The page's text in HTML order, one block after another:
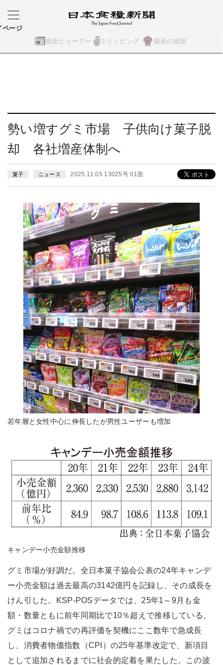
紙面ビューアー クリッピング 最新の紙面
ページ
勢い増すグミ市場 子供向け菓子脱
却 各社増産体制へ
菓子 ニュース 2025.11.05 13025号 01面
若年層と女性中心に伸長したが男性ユーザーも増加
キャンデー小売金額推移
グミ市場が好調だ。全日本菓子協会公表の24年キャンデ
ー小売金額は過去最高の3142億円を記録し、その成長を
けん引した。KSP-POSデータでは、25年1～9月も金
額・数量ともに前年同期比で10％超えで推移している。
グミはコロナ禍での再評価を契機にここ数年で急成長
し、消費者物価指数（CPI）の25年基準改定で、新項目
として追加されるまでに社会的定着を果たした。この波